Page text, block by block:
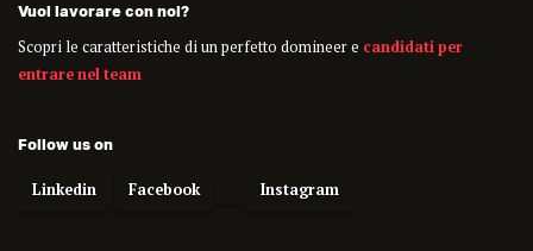
Vuoi lavorare con noi?
Scopri le caratteristiche di un perfetto domineer e candidati per
entrare nel team
Follow us on
Linkedin Facebook Instagram